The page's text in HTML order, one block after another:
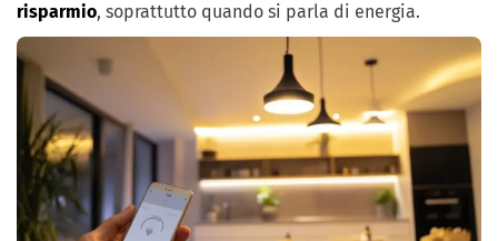
risparmio, soprattutto quando si parla di energia.